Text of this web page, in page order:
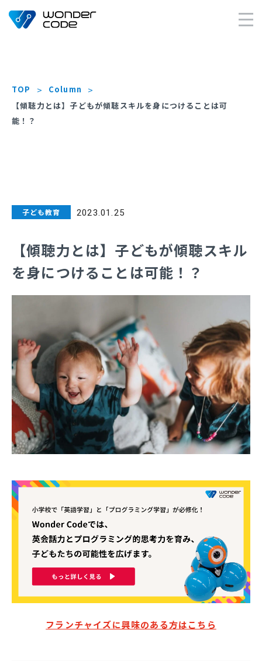
×
TOP
Column
【傾聴力とは】子どもが傾聴スキルを身につけることは可
能！？
【傾聴力とは】子どもが傾聴スキル
を身につけることは可能！？
子ども教育 2023.01.25
フランチャイズに興味のある方はこちら